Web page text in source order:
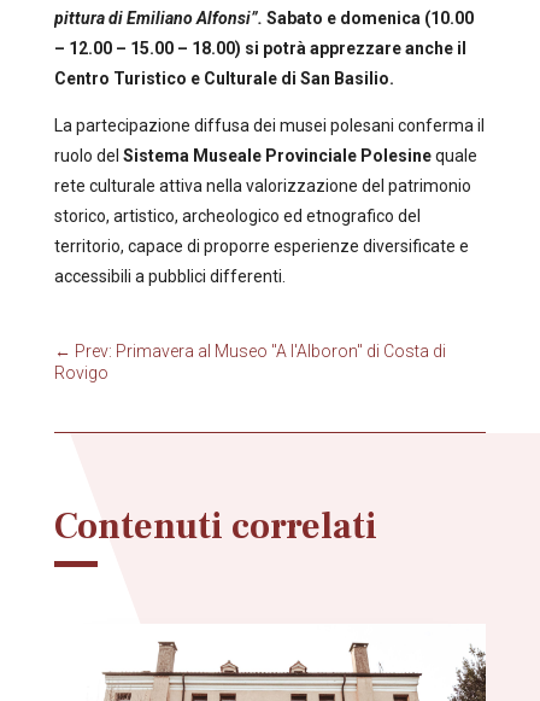
pittura di Emiliano Alfonsi”. Sabato e domenica (10.00
– 12.00 – 15.00 – 18.00) si potrà apprezzare anche il
Centro Turistico e Culturale di San Basilio.
La partecipazione diffusa dei musei polesani conferma il
ruolo del Sistema Museale Provinciale Polesinequale
rete culturale attiva nella valorizzazione del patrimonio
storico, artistico, archeologico ed etnografico del
territorio, capace di proporre esperienze diversificate e
accessibili a pubblici differenti.
← Prev: Primavera al Museo "A l'Alboron" di Costa di
Rovigo
Contenuti correlati